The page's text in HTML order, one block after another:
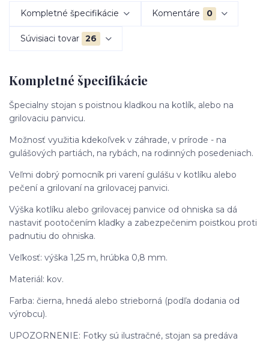
Kompletné špecifikácie Komentáre 0
Súvisiaci tovar 26
Kompletné špecifikácie
Špecialny stojan s poistnou kladkou na kotlík, alebo na
grilovaciu panvicu.
Možnosť využitia kdekoľvek v záhrade, v prírode - na
gulášových partiách, na rybách, na rodinných posedeniach.
Veľmi dobrý pomocník pri varení gulášu v kotlíku alebo
pečení a grilovaní na grilovacej panvici.
Výška kotlíku alebo grilovacej panvice od ohniska sa dá
nastaviť pootočením kladky a zabezpečenim poistkou proti
padnutiu do ohniska.
Veľkosť: výška 1,25 m, hrúbka 0,8 mm.
Materiál: kov.
Farba: čierna, hnedá alebo strieborná (podľa dodania od
výrobcu).
UPOZORNENIE: Fotky sú ilustračné, stojan sa predáva